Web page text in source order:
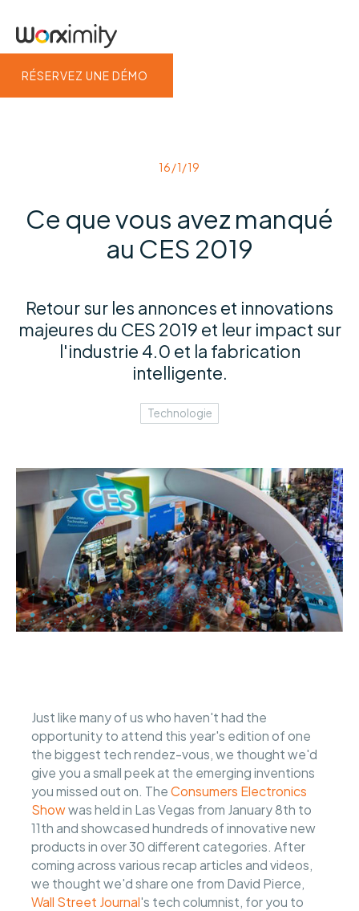
RÉSERVEZ UNE DÉMO
16/1/19
Ce que vous avez manqué
au CES 2019
Retour sur les annonces et innovations
majeures du CES 2019 et leur impact sur
l'industrie 4.0 et la fabrication
intelligente.
Technologie
Just like many of us who haven't had the
opportunity to attend this year's edition of one
the biggest tech rendez-vous, we thought we'd
give you a small peek at the emerging inventions
you missed out on. TheConsumers Electronics
Showwas held in Las Vegas from January 8th to
11th and showcased hundreds of innovative new
products in over 30 different categories. After
coming across various recap articles and videos,
we thought we'd share one from David Pierce,
Wall Street Journal's tech columnist, for you to